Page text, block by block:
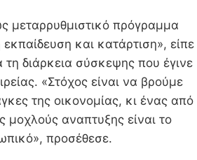
μεταρρυθμιστικό πρόγραμμα
και κατάρτιση», είπε
διάρκεια σύσκεψης που έγινε
«Στόχος είναι να βρούμε
της οικονομίας, κι ένας από
μοχλούς αναπτυξης είναι το
προσέθεσε.